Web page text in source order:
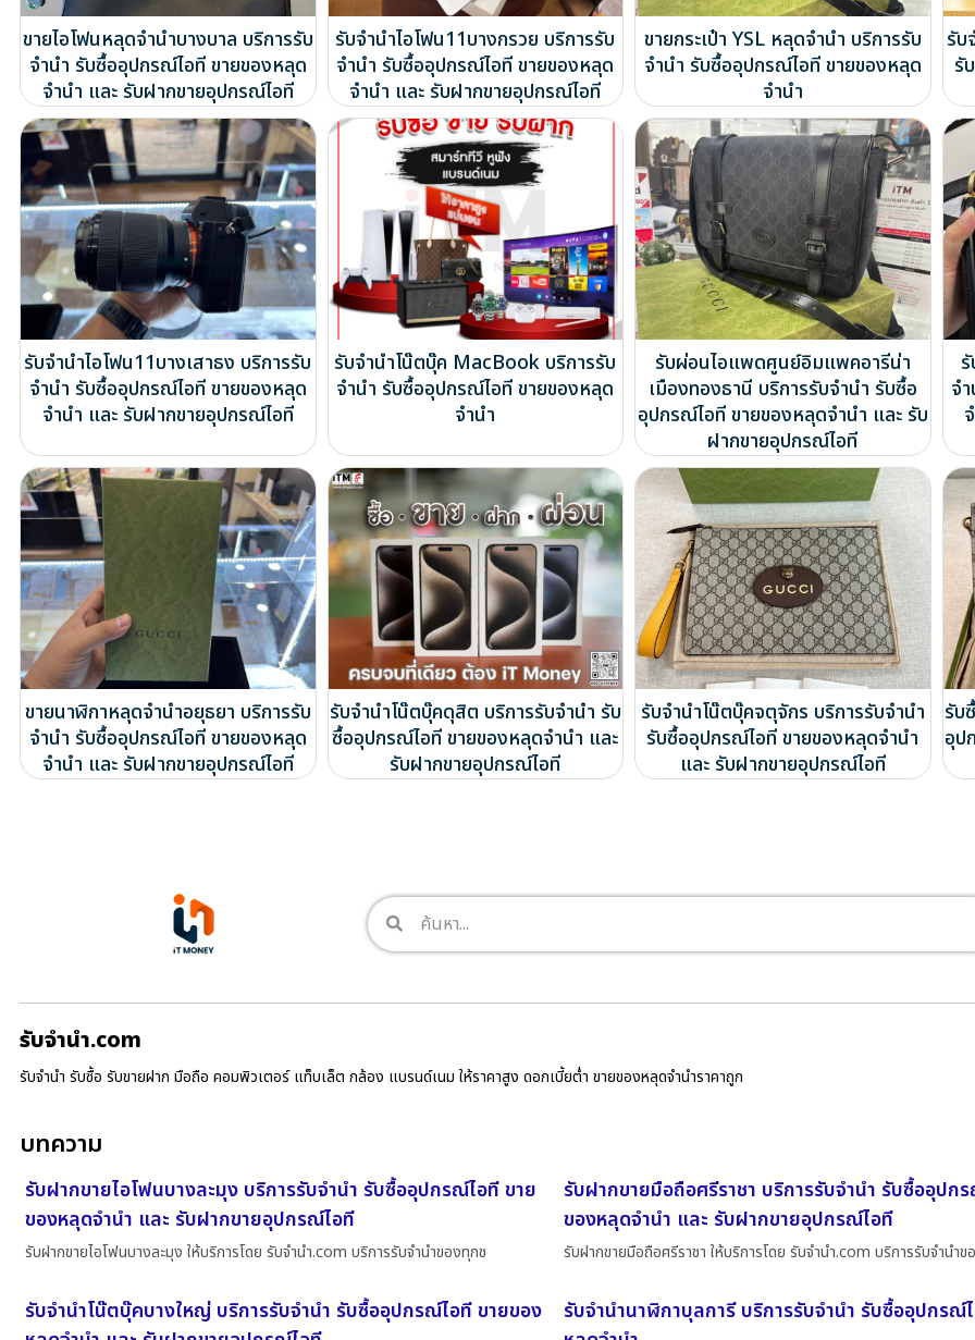
ขายไอโฟนหลุดจำนำบางบาล บริการรับ
จำนำ รับซื้ออุปกรณ์ไอที ขายของหลุด
จำนำ และ รับฝากขายอุปกรณ์ไอที
รับจำนำไอโฟน11บางกรวย บริการรับ
จำนำ รับซื้ออุปกรณ์ไอที ขายของหลุด
จำนำ และ รับฝากขายอุปกรณ์ไอที
ขายกระเป๋า YSL หลุดจำนำ บริการรับ
จำนำ รับซื้ออุปกรณ์ไอที ขายของหลุด
จำนำ
รับ
รั
รับจำนำไอโฟน11บางเสาธง บริการรับ
จำนำ รับซื้ออุปกรณ์ไอที ขายของหลุด
จำนำ และ รับฝากขายอุปกรณ์ไอที
รับจำนำโน๊ตบุ๊ค MacBook บริการรับ
จำนำ รับซื้ออุปกรณ์ไอที ขายของหลุด
จำนำ
รับผ่อนไอแพดศูนย์อิมแพคอารีน่า
เมืองทองธานี บริการรับจำนำ รับซื้อ
อุปกรณ์ไอที ขายของหลุดจำนำ และ รับ
ฝากขายอุปกรณ์ไอที
จ
ขายนาฬิกาหลุดจำนำอยุธยา บริการรับ
จำนำ รับซื้ออุปกรณ์ไอที ขายของหลุด
จำนำ และ รับฝากขายอุปกรณ์ไอที
รับจำนำโน๊ตบุ๊คดุสิต บริการรับจำนำ รับ
ซื้ออุปกรณ์ไอที ขายของหลุดจำนำ และ
รับฝากขายอุปกรณ์ไอที
รับจำนำโน๊ตบุ๊คจตุจักร บริการรับจำนำ
รับซื้ออุปกรณ์ไอที ขายของหลุดจำนำ
และ รับฝากขายอุปกรณ์ไอที
รับ
อุป
รับจํานํา.com
รับจำนำ รับซื้อ รับขายฝาก มือถือ คอมพิวเตอร์ แท็บเล็ต กล้อง แบรนด์เนม ให้ราคาสูง ดอกเบี้ยต่ำ ขายของหลุดจำนำราคาถูก
บทความ
รับฝากขายไอโฟนบางละมุง บริการรับจำนำ รับซื้ออุปกรณ์ไอที ขาย
ของหลุดจำนำ และ รับฝากขายอุปกรณ์ไอที
รับฝากขายไอโฟนบางละมุง ให้บริการโดย รับจํานํา.com บริการรับจำนำของทุกช
รับฝากขายมือถือศรีราชา บริการรับจำนำ รับซื้ออุปก
ของหลุดจำนำ และ รับฝากขายอุปกรณ์ไอที
รับฝากขายมือถือศรีราชา ให้บริการโดย รับจํานํา.com บริการรับจำนำข
รับจำนำโน๊ตบุ๊คบางใหญ่ บริการรับจำนำ รับซื้ออุปกรณ์ไอที ขายของ
รับจำนำนาฬิกาบุลการี บริการรับจำนำ รับซื้ออุปกรณ์